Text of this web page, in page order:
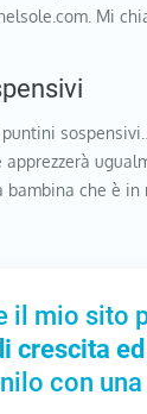
Mi
apprezzerà
che è in
il mio sito
crescita
con